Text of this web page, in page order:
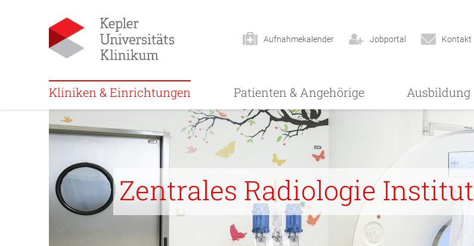
Aufnahmekalender Jobportal Kontakt
Kliniken & Einrichtungen Patienten & Angehörige Ausbildung
Zentrales Radiologie Institut